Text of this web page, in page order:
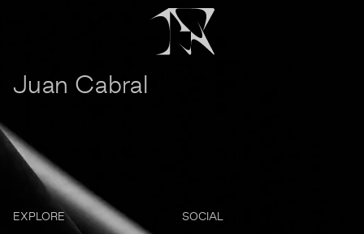
Juan Cabral
EXPLORE
SOCIAL